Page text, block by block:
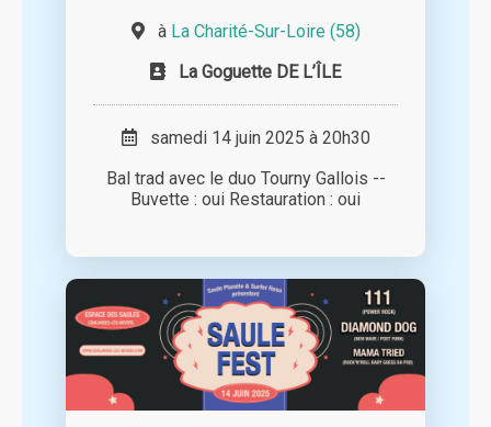
à La Charité-Sur-Loire (58)
La Goguette DE L’ÎLE
samedi 14 juin 2025 à 20h30
Bal trad avec le duo Tourny Gallois --
Buvette : oui Restauration : oui